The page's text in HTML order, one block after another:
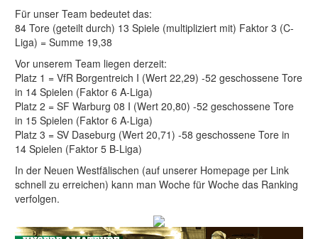
Für unser Team bedeutet das:
84 Tore (geteilt durch) 13 Spiele (multipliziert mit) Faktor 3 (C-
Liga) = Summe 19,38
Vor unserem Team liegen derzeit:
Platz 1 = VfR Borgentreich I (Wert 22,29) -52 geschossene Tore
in 14 Spielen (Faktor 6 A-Liga)
Platz 2 = SF Warburg 08 I (Wert 20,80) -52 geschossene Tore
in 15 Spielen (Faktor 6 A-Liga)
Platz 3 = SV Daseburg (Wert 20,71) -58 geschossene Tore in
14 Spielen (Faktor 5 B-Liga)
In der Neuen Westfälischen (auf unserer Homepage per Link
schnell zu erreichen) kann man Woche für Woche das Ranking
verfolgen.